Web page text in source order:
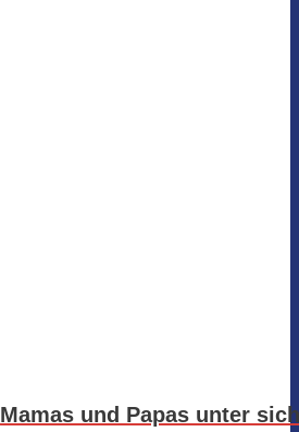
Mamas und Papas unter sich